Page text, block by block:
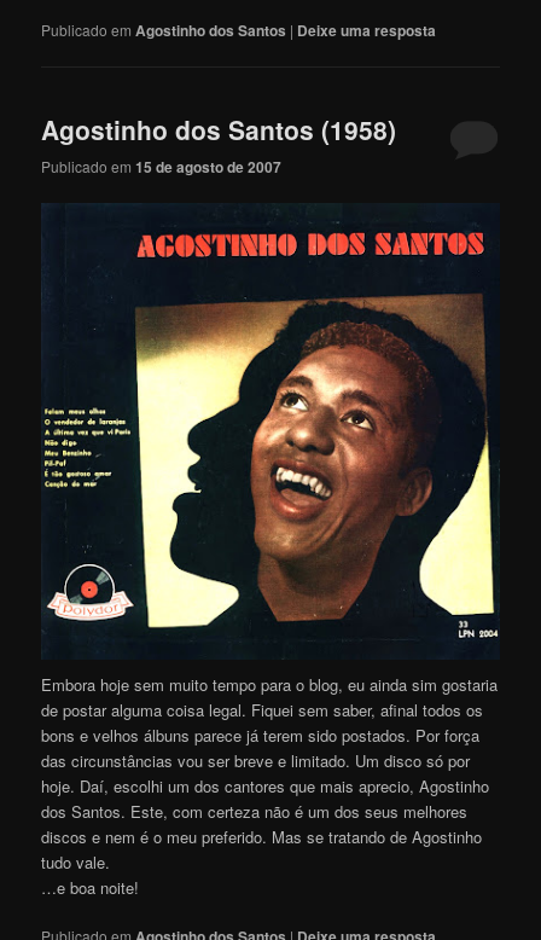
Publicado em Agostinho dos Santos | Deixe uma resposta
Agostinho dos Santos (1958)
Publicado em15 de agosto de 2007
Embora hoje sem muito tempo para o blog, eu ainda sim gostaria
de postar alguma coisa legal. Fiquei sem saber, afinal todos os
bons e velhos álbuns parece já terem sido postados. Por força
das circunstâncias vou ser breve e limitado. Um disco só por
hoje. Daí, escolhi um dos cantores que mais aprecio, Agostinho
dos Santos. Este, com certeza não é um dos seus melhores
discos e nem é o meu preferido. Mas se tratando de Agostinho
tudo vale.
…e boa noite!
Publicado em |